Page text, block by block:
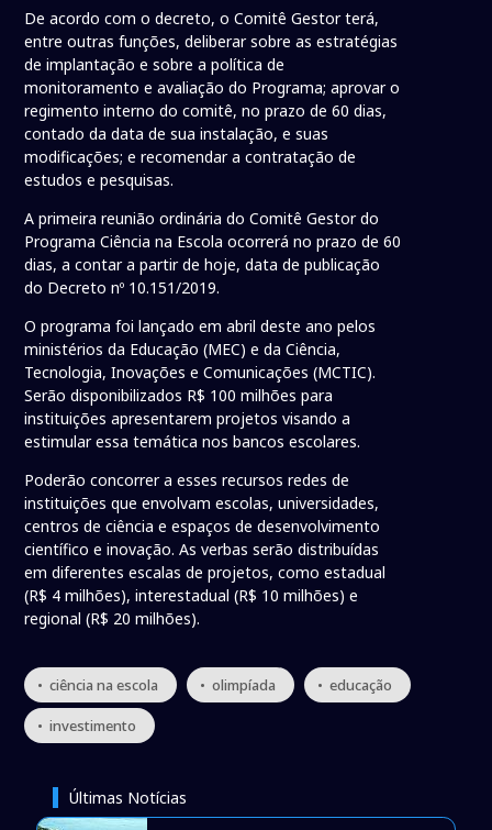
De acordo com o decreto, o Comitê Gestor terá,
entre outras funções, deliberar sobre as estratégias
de implantação e sobre a política de
monitoramento e avaliação do Programa; aprovar o
regimento interno do comitê, no prazo de 60 dias,
contado da data de sua instalação, e suas
modificações; e recomendar a contratação de
estudos e pesquisas.
A primeira reunião ordinária do Comitê Gestor do
Programa Ciência na Escola ocorrerá no prazo de 60
dias, a contar a partir de hoje, data de publicação
do Decreto nº 10.151/2019.
O programa foi lançado em abril deste ano pelos
ministérios da Educação (MEC) e da Ciência,
Tecnologia, Inovações e Comunicações (MCTIC).
Serão disponibilizados R$ 100 milhões para
instituições apresentarem projetos visando a
estimular essa temática nos bancos escolares.
Poderão concorrer a esses recursos redes de
instituições que envolvam escolas, universidades,
centros de ciência e espaços de desenvolvimento
científico e inovação. As verbas serão distribuídas
em diferentes escalas de projetos, como estadual
(R$ 4 milhões), interestadual (R$ 10 milhões) e
regional (R$ 20 milhões).
• ciência na escola • olimpíada • educação
• investimento
Últimas Notícias